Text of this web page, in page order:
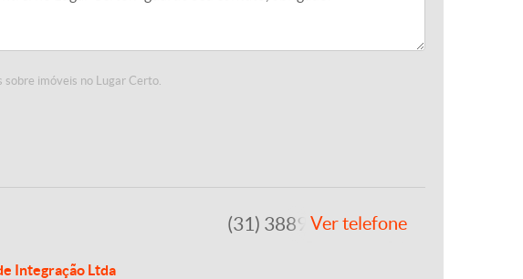
sobre imóveis no Lugar Certo.
Integração Ltda
(31) 3889-4765Ver telefone